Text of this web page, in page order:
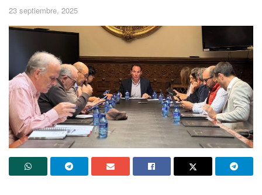
23 septiembre, 2025